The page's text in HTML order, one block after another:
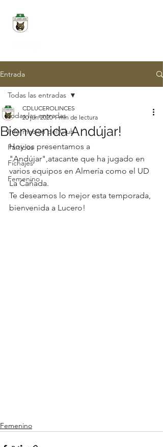
Entrada
Todas las entradas
Información del Club
Partidos
Fichajes
Femenino
Todas las entradas
Bienvenida Andújar!
CDLUCEROLINCES
20 jun 2020 1 min de lectura
Hoy os presentamos a
"Andújar",atacante que ha jugado en
varios equipos en Almería como el UD
La Cañada.
Te deseamos lo mejor esta temporada,
bienvenida a Lucero!
Femenino